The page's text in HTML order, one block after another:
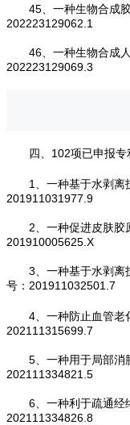
45、一种生物合成
202223129062.1
46、一种生物合成
202223129069.3
四、102项已申报专
1、一种基于水剥离
201911031977.9
2、一种促进皮肤胶
201910005625.X
3、一种基于水剥离
号：201911032501.7
4、一种防止血管老
202111315699.7
5、一种用于局部消
202111334821.5
6、一种利于疏通经
202111334826.8